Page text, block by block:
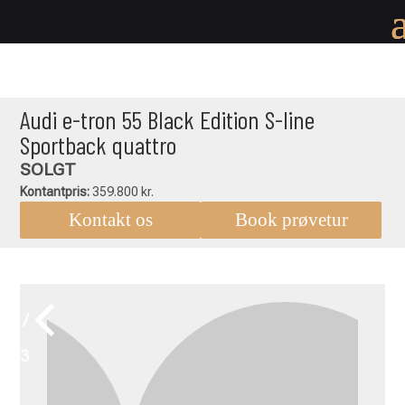
Audi e-tron 55 Black Edition S-line
Sportback quattro
SOLGT
Kontantpris:359.800 kr.
Kontakt os Book prøvetur